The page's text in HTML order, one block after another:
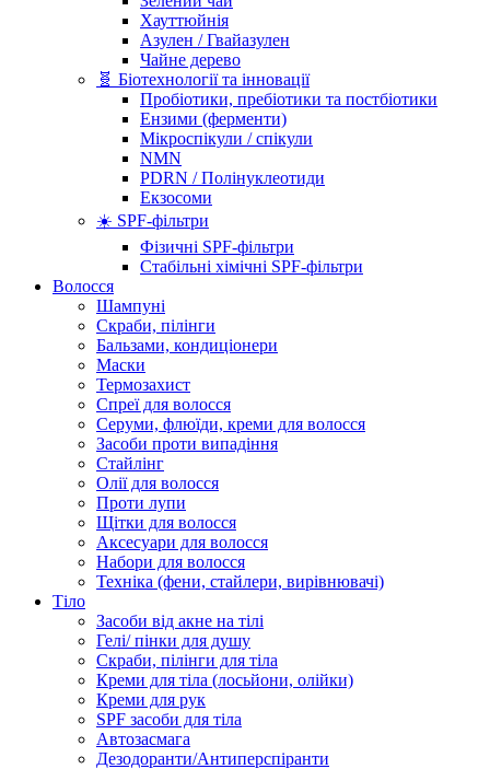
Хауттюйнія
Азулен / Гвайазулен
Чайне дерево
🧬 Біотехнології та інновації
Пробіотики, пребіотики та постбіотики
Ензими (ферменти)
Мікроспікули / спікули
NMN
PDRN / Полінуклеотиди
Екзосоми
☀️ SPF-фільтри
Фізичні SPF-фільтри
Стабільні хімічні SPF-фільтри
Волосся
Шампуні
Скраби, пілінги
Бальзами, кондиціонери
Маски
Термозахист
Спреї для волосся
Серуми, флюїди, креми для волосся
Засоби проти випадіння
Стайлінг
Олії для волосся
Проти лупи
Щітки для волосся
Аксесуари для волосся
Набори для волосся
Техніка (фени, стайлери, вирівнювачі)
Тіло
Засоби від акне на тілі
Гелі/ пінки для душу
Скраби, пілінги для тіла
Креми для тіла (лосьйони, олійки)
Креми для рук
SPF засоби для тіла
Автозасмага
Дезодоранти/Антиперспіранти